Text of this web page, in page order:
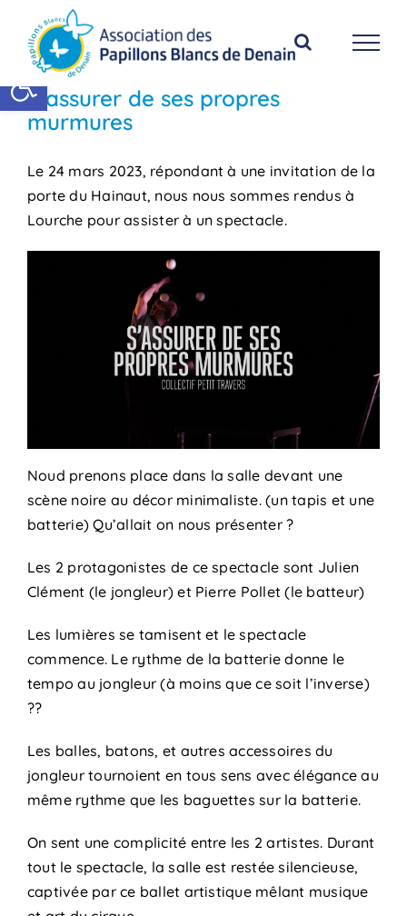
Ouvrir la barre d’outils
contenu
S’assurer de ses propres
murmures
Le 24 mars 2023, répondant à une invitation de la
porte du Hainaut, nous nous sommes rendus à
Lourche pour assister à un spectacle.
Noud prenons place dans la salle devant une
scène noire au décor minimaliste. (un tapis et une
batterie) Qu’allait on nous présenter ?
Les 2 protagonistes de ce spectacle sont Julien
Clément (le jongleur) et Pierre Pollet (le batteur)
Les lumières se tamisent et le spectacle
commence. Le rythme de la batterie donne le
tempo au jongleur (à moins que ce soit l’inverse)
??
Les balles, batons, et autres accessoires du
jongleur tournoient en tous sens avec élégance au
même rythme que les baguettes sur la batterie.
On sent une complicité entre les 2 artistes. Durant
tout le spectacle, la salle est restée silencieuse,
captivée par ce ballet artistique mêlant musique